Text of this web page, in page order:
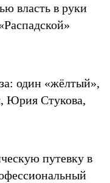
власть в руки
один «жёлтый»,
Юрия Стукова,
путевку в